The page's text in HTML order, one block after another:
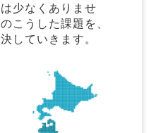
少なくありませ
こうした課題を、
していきます。